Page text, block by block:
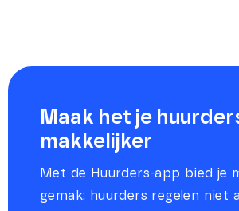
Maak het je
makkelijker
Met de Huurders-app bied je
gemak: huurders regelen niet